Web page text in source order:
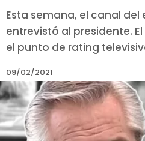
Esta semana, el canal del
entrevistó al presidente.
el punto de rating
09/02/2021